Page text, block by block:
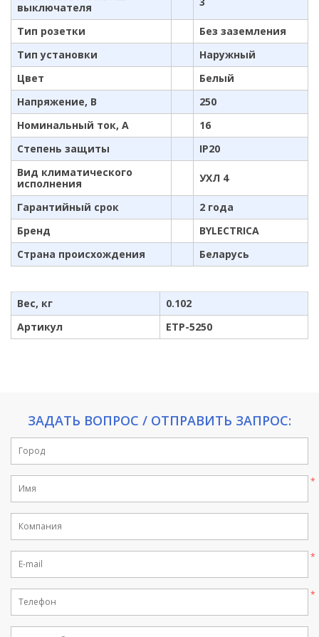
выключателя
Тип розетки
Без заземления
Тип установки
Наружный
Цвет
Белый
Напряжение, В
250
Номинальный ток, А
16
Степень защиты
IP20
Вид климатического
исполнения
УХЛ 4
Гарантийный срок
2 года
Бренд
BYLECTRICA
Страна происхождения
Беларусь
Вес, кг
0.102
Артикул
ETP-5250
ЗАДАТЬ ВОПРОС / ОТПРАВИТЬ ЗАПРОС: